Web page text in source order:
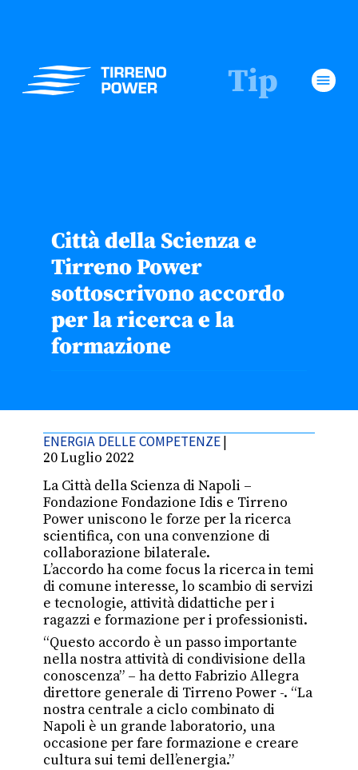
Tip menu
Città della Scienza e
Tirreno Power
sottoscrivono accordo
per la ricerca e la
formazione
ENERGIA DELLE COMPETENZE|
20 Luglio 2022
La Città della Scienza di Napoli –
Fondazione Fondazione Idis e Tirreno
Power uniscono le forze per la ricerca
scientifica, con una convenzione di
collaborazione bilaterale.
L’accordo ha come focus la ricerca in temi
di comune interesse, lo scambio di servizi
e tecnologie, attività didattiche per i
ragazzi e formazione per i professionisti.
“Questo accordo è un passo importante
nella nostra attività di condivisione della
conoscenza” – ha detto Fabrizio Allegra
direttore generale di Tirreno Power -. “La
nostra centrale a ciclo combinato di
Napoli è un grande laboratorio, una
occasione per fare formazione e creare
cultura sui temi dell’energia.”